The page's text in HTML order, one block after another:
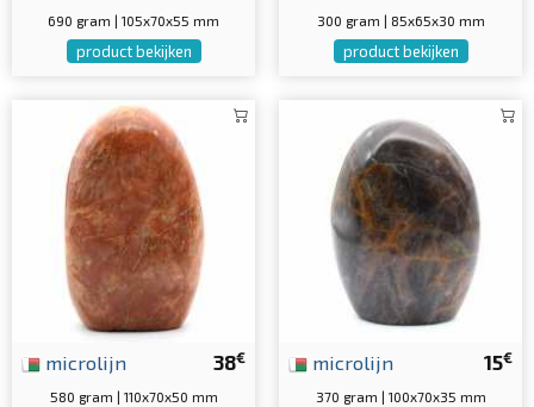
690 gram | 105x70x55 mm
product bekijken
300 gram | 85x65x30 mm
product bekijken
38€
microlijn
580 gram | 110x70x50 mm
15€
microlijn
370 gram | 100x70x35 mm